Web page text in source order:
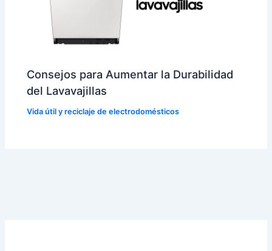
Consejos para Aumentar la Durabilidad
del Lavavajillas
Vida útil y reciclaje de electrodomésticos